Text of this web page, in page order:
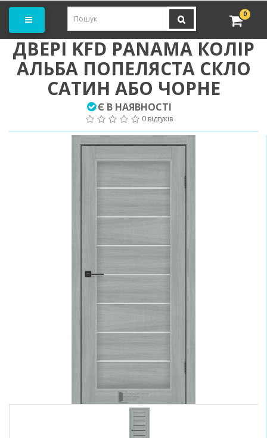
0
ДВЕРІ KFD PANAMA КОЛІР
АЛЬБА ПОПЕЛЯСТА СКЛО
САТИН АБО ЧОРНЕ
:Є В НАЯВНОСТІ
0 відгуків